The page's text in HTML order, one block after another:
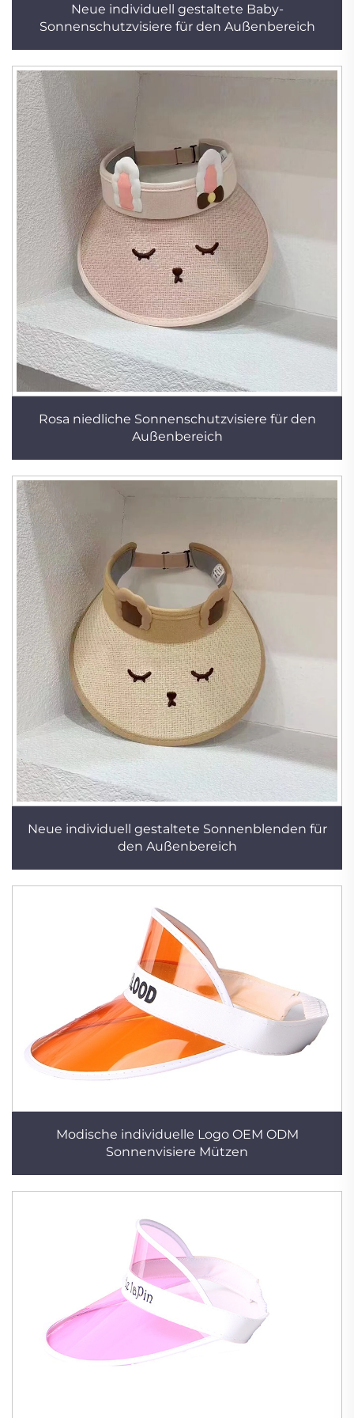
Neue individuell gestaltete Baby-
Sonnenschutzvisiere für den Außenbereich
Rosa niedliche Sonnenschutzvisiere für den
Außenbereich
Neue individuell gestaltete Sonnenblenden für
den Außenbereich
Modische individuelle Logo OEM ODM
Sonnenvisiere Mützen